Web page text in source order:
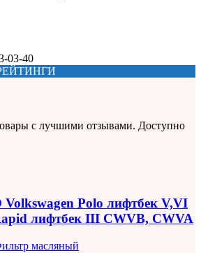
с лучшими отзывами. Доступно
Polo лифтбек V,VI
лифтбек III CWVB, CWVA
масляный